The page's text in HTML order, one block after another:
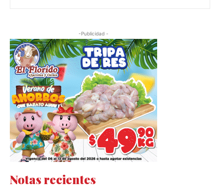
-Publicidad -
Notas recientes